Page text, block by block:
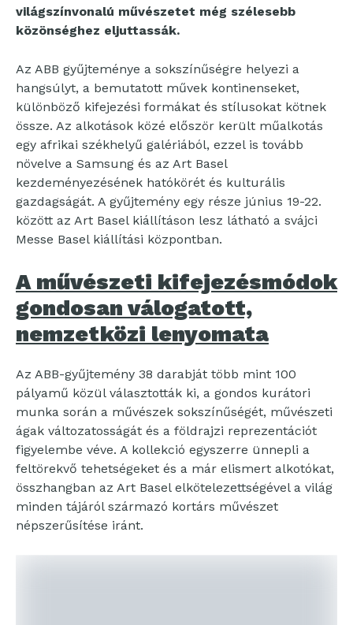
világszínvonalú művészetet még szélesebb
közönséghez eljuttassák.
Az ABB gyűjteménye a sokszínűségre helyezi a
hangsúlyt, a bemutatott művek kontinenseket,
különböző kifejezési formákat és stílusokat kötnek
össze. Az alkotások közé először került műalkotás
egy afrikai székhelyű galériából, ezzel is tovább
növelve a Samsung és az Art Basel
kezdeményezésének hatókörét és kulturális
gazdagságát. A gyűjtemény egy része június 19-22.
között az Art Basel kiállításon lesz látható a svájci
Messe Basel kiállítási központban.
A művészeti kifejezésmódok
gondosan válogatott,
nemzetközi lenyomata
Az ABB-gyűjtemény 38 darabját több mint 100
pályamű közül választották ki, a gondos kurátori
munka során a művészek sokszínűségét, művészeti
ágak változatosságát és a földrajzi reprezentációt
figyelembe véve. A kollekció egyszerre ünnepli a
feltörekvő tehetségeket és a már elismert alkotókat,
összhangban az Art Basel elkötelezettségével a világ
minden tájáról származó kortárs művészet
népszerűsítése iránt.